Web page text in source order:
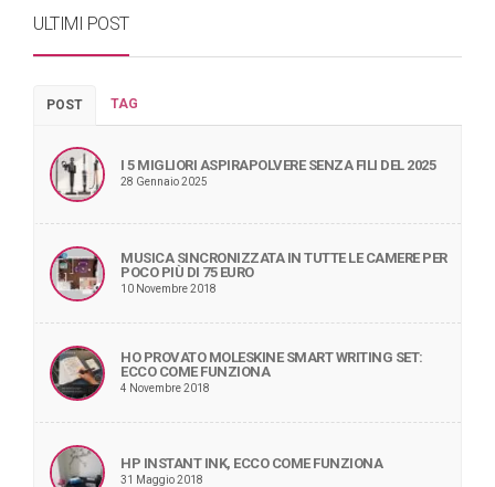
ULTIMI POST
POST TAG
I 5 MIGLIORI ASPIRAPOLVERE SENZA FILI DEL 2025
28 Gennaio 2025
MUSICA SINCRONIZZATA IN TUTTE LE CAMERE PER
POCO PIÙ DI 75 EURO
10 Novembre 2018
HO PROVATO MOLESKINE SMART WRITING SET:
ECCO COME FUNZIONA
4 Novembre 2018
HP INSTANT INK, ECCO COME FUNZIONA
31 Maggio 2018